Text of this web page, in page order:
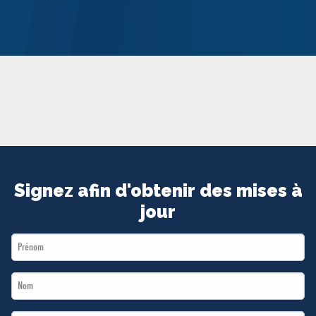
ADHÉREZ
Signez afin d'obtenir des mises à
jour
First
Name
Last
Name